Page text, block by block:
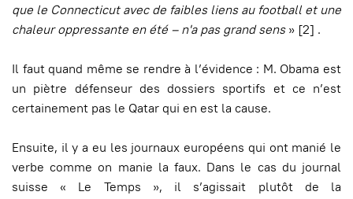
que le Connecticut avec de faibles liens au football et une
chaleur oppressante en été – n'a pas grand sens» [2] .
Il faut quand même se rendre à l’évidence : M. Obama est
un piètre défenseur des dossiers sportifs et ce n’est
certainement pas le Qatar qui en est la cause.
Ensuite, il y a eu les journaux européens qui ont manié le
verbe comme on manie la faux. Dans le cas du journal
suisse « Le Temps », il s’agissait plutôt de la